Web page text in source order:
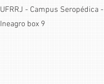
UFRRJ - Campus Seropédica -
Ineagro box 9